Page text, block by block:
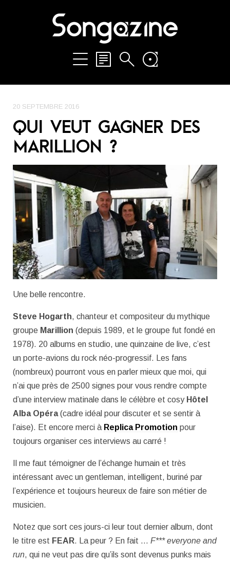
20 SEPTEMBRE 2016
QUI VEUT GAGNER DES
MARILLION ?
Une belle rencontre.
Steve Hogarth, chanteur et compositeur du mythique
groupe Marillion (depuis 1989, et le groupe fut fondé en
1978). 20 albums en studio, une quinzaine de live, c’est
un porte-avions du rock néo-progressif. Les fans
(nombreux) pourront vous en parler mieux que moi, qui
n’ai que près de 2500 signes pour vous rendre compte
d’une interview matinale dans le célèbre et cosy Hôtel
Alba Opéra(cadre idéal pour discuter et se sentir à
l’aise). Et encore merci à Replica Promotion pour
toujours organiser ces interviews au carré !
Il me faut témoigner de l’échange humain et très
intéressant avec un gentleman, intelligent, buriné par
l’expérience et toujours heureux de faire son métier de
musicien.
Notez que sort ces jours-ci leur tout dernier album, dont
le titre est FEAR. La peur ? En fait … F*** everyone and
run, qui ne veut pas dire qu’ils sont devenus punks mais